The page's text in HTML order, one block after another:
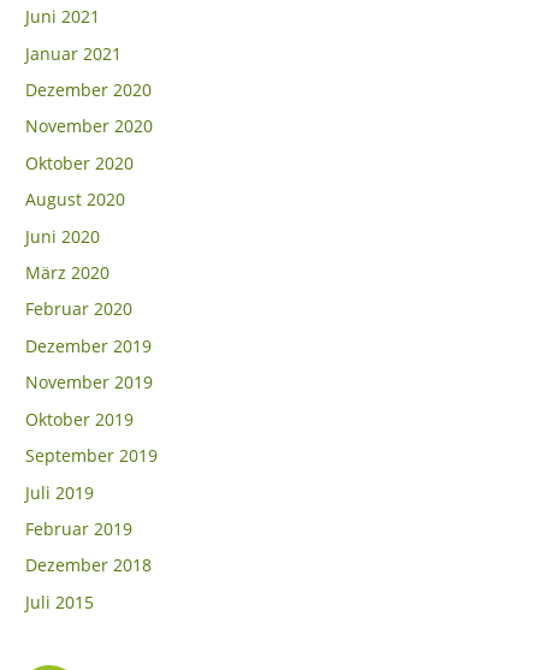
Juni 2021
Januar 2021
Dezember 2020
November 2020
Oktober 2020
August 2020
Juni 2020
März 2020
Februar 2020
Dezember 2019
November 2019
Oktober 2019
September 2019
Juli 2019
Februar 2019
Dezember 2018
Juli 2015